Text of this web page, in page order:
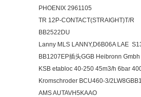
PHOENIX 2961105
TR 12P-CONTACT(STRAIGHT)T/R
BB2522DU
Lanny MLS LANNY,D6B06A LAE
BB1207EP插头GGB Heibronn Gmbh
KSB etabloc 40-250 45m3/h 6bar
Kromschroder BCU460-3/
AMS AUTAVH5KAAO